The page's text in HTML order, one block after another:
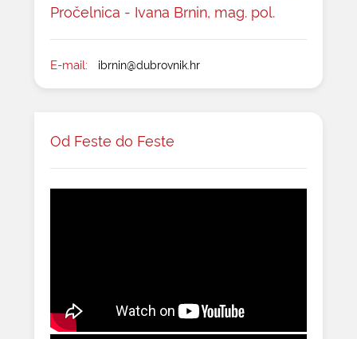
Pročelnica - Ivana Brnin, mag. pol.
E-mail: ibrnin@dubrovnik.hr
Od Feste do Feste